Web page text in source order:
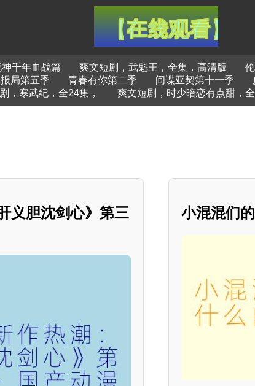
神千年血战篇 爽文短剧，武魁王，全集，高清版
局第五季 青春有你第二季 间谍亚契第十一季
剧，寒武纪，全24集，
爽文短剧，时少暗恋有点甜，
义胆沈剑心》第三
小混混们